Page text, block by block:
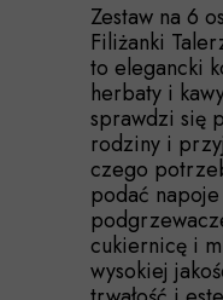
Zestaw na 6
Filiżanki
to elegancki
herbaty i
sprawdzi się
rodziny i
czego
podać
cukiernicę i
wysokiej